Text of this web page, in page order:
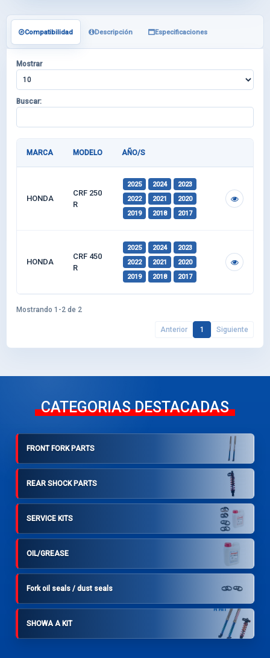
Compatibilidad Descripción Especificaciones
Mostrar
Buscar:
MARCA MODELO AÑO/S
HONDA
CRF 250
R
2025 2024
2023
2022
2021
2020
2019
2018 2017
HONDA
CRF 450
R
2025 2024
2023
2022
2021
2020
2019
2018 2017
Mostrando 1-2 de 2
Anterior 1 Siguiente
CATEGORIAS DESTACADAS
FRONT FORK PARTS
REAR SHOCK PARTS
SERVICE KITS
OIL/GREASE
Fork oil seals / dust seals
SHOWA A KIT